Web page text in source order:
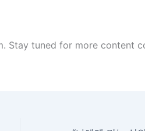
Stay tuned for more content